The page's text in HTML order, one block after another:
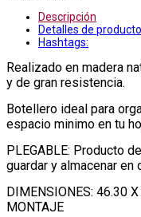
Descripción
Detalles de producto
Hashtags:
Realizado en madera
y de gran resistencia.
Botellero ideal para
espacio minimo en tu
PLEGABLE: Producto
guardar y almacenar en
DIMENSIONES: 46.30
MONTAJE